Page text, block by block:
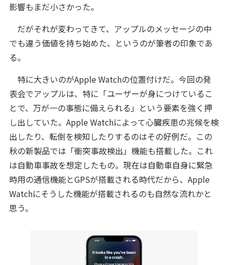
影響もまだ小さかった。
だがそれが変わってきて、アップルのメッセージの中
でも違う価値を持ち始めた、というのが筆者の印象であ
る。
特に大きいのがApple Watchの位置付けだ。今回の発
表会でアップルは、特に「ユーザーが身につけているこ
とで、万が一の事態に備えられる」という要素を強く押
し出していた。Apple Watchによって心臓疾患の兆候を検
出したり、転倒を検知したりするのはその好例だ。この
秋の新製品では「衝突事故検出」機能も搭載した。これ
は自動車事故を想定したもの。現在は自動車自身に緊急
時用の通信機能とGPSが搭載される時代だから、Apple
Watchにそうした機能が搭載されるのも自然な流れかと
思う。